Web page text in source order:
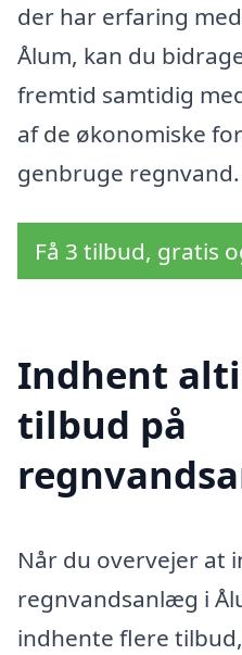
der har erfaring
Ålum, kan du
fremtid samtidig
af de økonomiske
genbruge regnvand.
Få 3 tilbud, gratis
Indhent
tilbud på
Når du overvejer at
regnvandsanlæg i
indhente flere